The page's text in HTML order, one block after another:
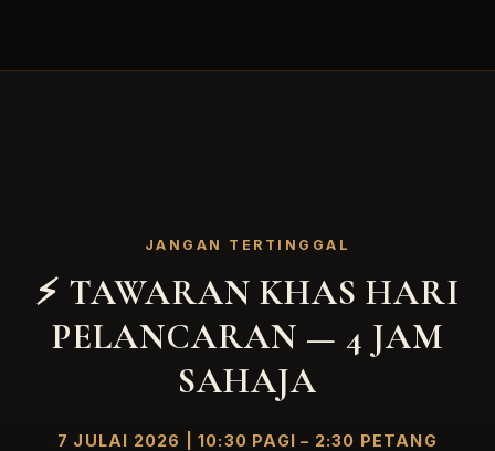
JANGAN TERTINGGAL
⚡ TAWARAN KHAS HARI
PELANCARAN — 4 JAM
SAHAJA
7 JULAI 2026 | 10:30 PAGI – 2:30 PETANG